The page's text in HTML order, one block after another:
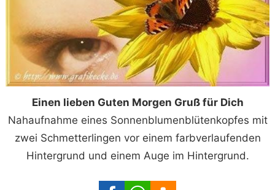
Einen lieben Guten Morgen Gruß für Dich
Nahaufnahme eines Sonnenblumenblütenkopfes mit
zwei Schmetterlingen vor einem farbverlaufenden
Hintergrund und einem Auge im Hintergrund.